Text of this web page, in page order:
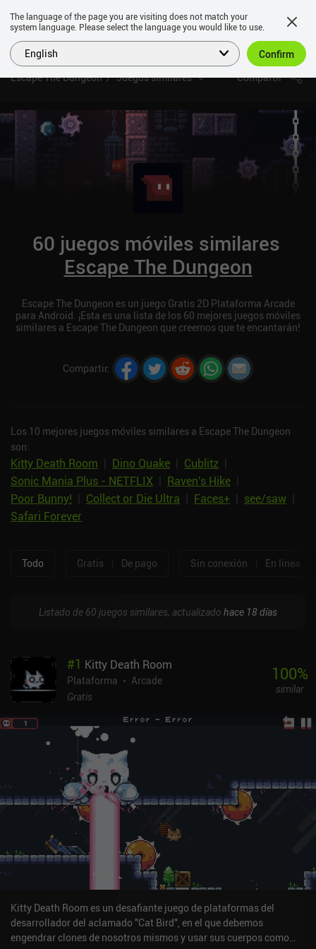
Escape The Dungeon Juegos similares Compartir
60 juegos móviles similares
Escape The Dungeon
Escape The Dungeon es un juego Gratis 2D Plataforma Arcade
para Android. ¡Esta es una lista de los 60 mejores juegos móviles
similares a Escape The Dungeon que creemos que te encantarán!
Compartir:
Los 10 mejores juegos móviles similares a Escape The Dungeon
son:
Kitty Death Room Dino Quake Cublitz
Sonic Mania Plus - NETFLIX
Raven's Hike
Poor Bunny!
Collect or Die Ultra Faces+ see/saw
Safari Forever
Todo Gratis De pago Sin conexión En línea
Listado de 60 juegos similares, actualizado hace 18 días
#1 Kitty Death Room
Plataforma
Arcade
Gratis
100%
similar
Kitty Death Room es un desafiante juego de plataformas del
desarrollador del aclamado "Cat Bird", en el que debemos
engendrar clones de nosotros mismos y usar sus cuerpos como
The language of the page you are visiting does not match your
system language. Please select the language you would like to use.
English Confirm